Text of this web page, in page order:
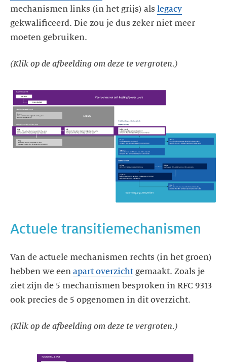
mechanismen links (in het grijs) als legacy
gekwalificeerd. Die zou je dus zeker niet meer
moeten gebruiken.
(Klik op de afbeelding om deze te vergroten.)
https://images.ctfassets.net/yj8364fopk6s/
Actuele transitiemechanismen
Van de actuele mechanismen rechts (in het groen)
hebben we een apart overzicht gemaakt. Zoals je
ziet zijn de 5 mechanismen besproken in RFC 9313
ook precies de 5 opgenomen in dit overzicht.
(Klik op de afbeelding om deze te vergroten.)
https://images.ctfassets.net/yj8364fopk6s/